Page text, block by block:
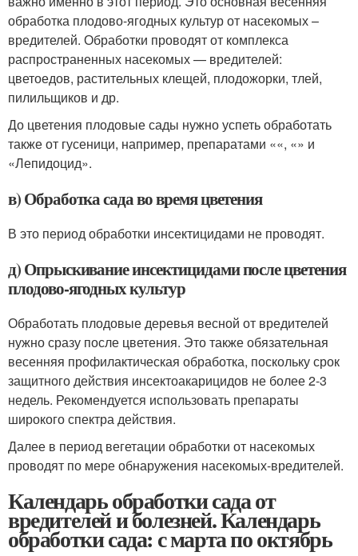
обработка плодово-ягодных культур от насекомых –
вредителей. Обработки проводят от комплекса
распространенных насекомых — вредителей:
цветоедов, растительных клещей, плодожорки, тлей,
пилильщиков и др.
До цветения плодовые сады нужно успеть обработать
также от гусеници, например, препаратами ««, «» и
«Лепидоцид».
в) Обработка сада во время цветения
В это период обработки инсектицидами не проводят.
д) Опрыскивание инсектицидами после цветения
плодово-ягодных культур
Обработать плодовые деревья весной от вредителей
нужно сразу после цветения. Это также обязательная
весенняя профилактическая обработка, поскольку срок
защитного действия инсектоакарицидов не более 2-3
недель. Рекомендуется использовать препараты
широкого спектра действия.
Далее в период вегетации обработки от насекомых
проводят по мере обнаружения насекомых-вредителей.
Календарь обработки сада от
вредителей и болезней. Календарь
обработки сада: с марта по октябрь